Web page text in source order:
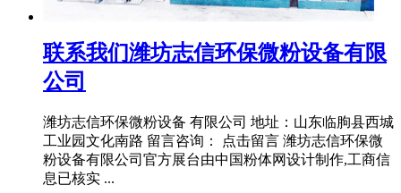
联系我们潍坊志信环保微粉设备有限
公司
潍坊志信环保微粉设备 有限公司 地址：山东临朐县西城
工业园文化南路 留言咨询： 点击留言 潍坊志信环保微
粉设备有限公司官方展台由中国粉体网设计制作,工商信
息已核实 ...